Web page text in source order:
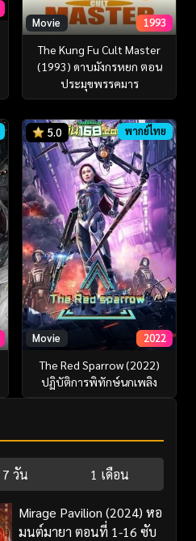
Movie 1993
The Kung Fu Cult Master
(1993) ดาบมังกรหยก ตอน
ประมุขพรรคมาร
5.0 พากย์ไทย
Movie 2022
The Red Sparrow (2022)
ปฏิบัติการพิทักษ์นกเพลิง
7 วัน 1 เดือน
Mirage Pavilion (2024) หอ
มนต์มายา ตอนที่ 1-16 ซับ